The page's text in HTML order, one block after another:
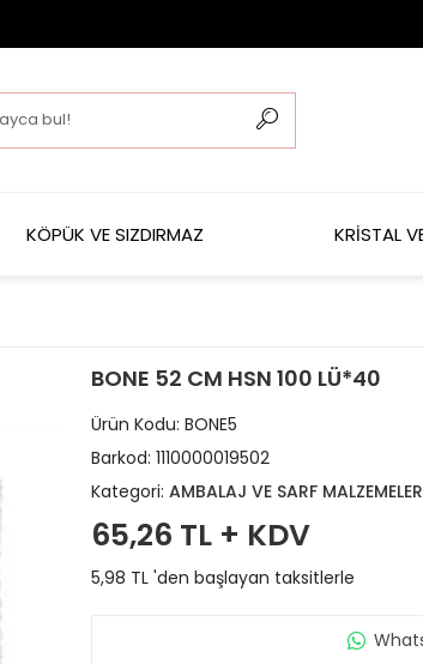
KÖPÜK VE SIZDIRMAZ KRİSTAL
BONE 52 CM HSN 100 LÜ*40
Ürün Kodu: BONE5
Barkod: 1110000019502
Kategori: AMBALAJ VE SARF MALZEMELER
65,26 TL + KDV
5,98 TL 'den başlayan taksitlerle